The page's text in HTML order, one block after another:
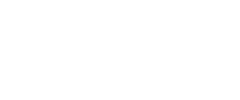
von oder Zugriff auf Informationen auf einem Endgerät
reduzierter Daten zur Auswahl von Werbeanzeigen